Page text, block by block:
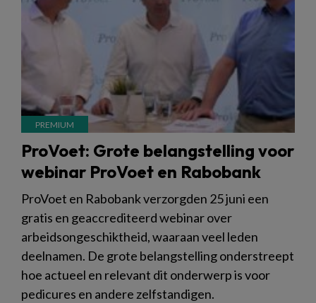
ProVoet: Grote belangstelling voor
webinar ProVoet en Rabobank
ProVoet en Rabobank verzorgden 25 juni een
gratis en geaccrediteerd webinar over
arbeidsongeschiktheid, waaraan veel leden
deelnamen. De grote belangstelling onderstreept
hoe actueel en relevant dit onderwerp is voor
pedicures en andere zelfstandigen.